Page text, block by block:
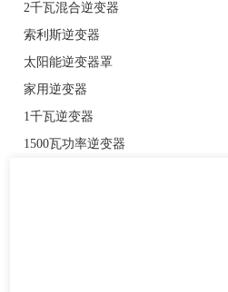
2千瓦混合逆变器
索利斯逆变器
太阳能逆变器罩
家用逆变器
1千瓦逆变器
1500瓦功率逆变器